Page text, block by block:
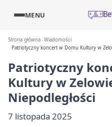
MENU
Strona główna Wiadomości
Patriotyczny koncert w Domu Kultury w
Patriotyczny
Kultury w
Niepodległości
7 listopada 2025